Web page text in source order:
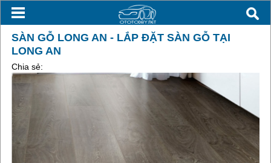
SÀN GỖ LONG AN - LẮP ĐẶT SÀN GỖ TẠI
LONG AN
Chia sẻ: